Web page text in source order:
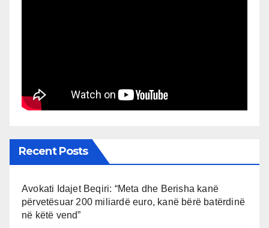
Recent Posts
Avokati Idajet Beqiri: “Meta dhe Berisha kanë
përvetësuar 200 miliardë euro, kanë bërë batërdinë
në këtë vend”